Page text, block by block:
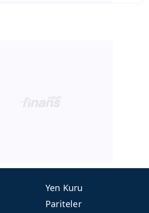
Yen Kuru
Pariteler